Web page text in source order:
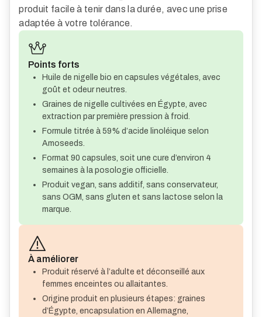
produit facile à tenir dans la durée, avec une prise
adaptée à votre tolérance.
Points forts
Huile de nigelle bio en capsules végétales, avec
goût et odeur neutres.
Graines de nigelle cultivées en Égypte, avec
extraction par première pression à froid.
Formule titrée à 59% d’acide linoléique selon
Amoseeds.
Format 90 capsules, soit une cure d’environ 4
semaines à la posologie officielle.
Produit vegan, sans additif, sans conservateur,
sans OGM, sans gluten et sans lactose selon la
marque.
À améliorer
Produit réservé à l’adulte et déconseillé aux
femmes enceintes ou allaitantes.
Origine produit en plusieurs étapes: graines
d’Égypte, encapsulation en Allemagne,